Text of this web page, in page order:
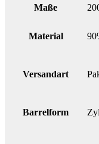
Maße
Material
Versandart
Barrelform